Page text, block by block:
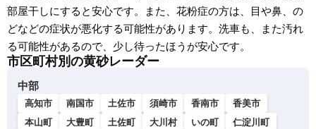
部屋干しにすると安心です。また、花粉症の方は、目や鼻、の
どなどの症状が悪化する可能性があります。洗車も、また汚れ
る可能性があるので、少し待ったほうが安心です。
市区町村別の黄砂レーダー
中部
高知市 南国市 土佐市 須崎市 香南市
香美市
本山町
大豊町 土佐町 大川村 いの町
仁淀川町